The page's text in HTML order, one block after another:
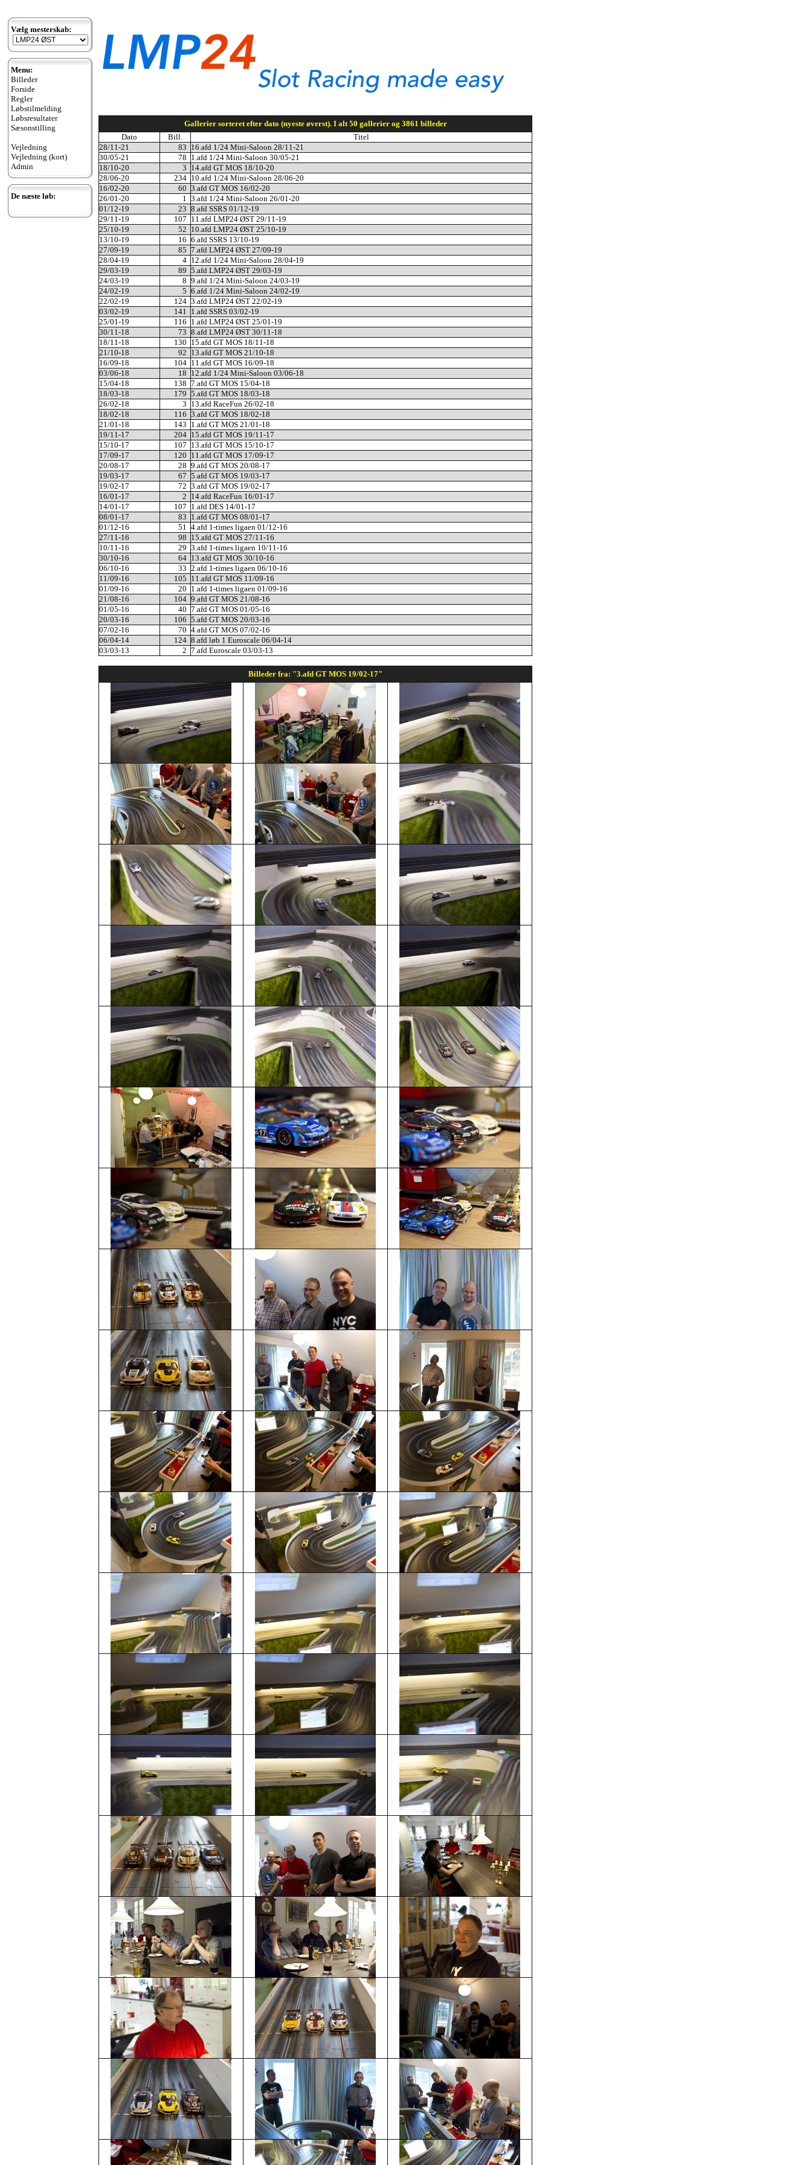
Vælg mesterskab:
Menu:
Billeder
Forside
Regler
Løbstilmelding
Løbsresultater
Sæsonstilling
Vejledning
Vejledning (kort)
Admin
De næste løb:
Gallerier sorteret efter dato (nyeste øverst). I alt 50 gallerier og 3861 billeder
Dato
Bill.
Titel
28/11-21
83 16.afd 1/24 Mini-Saloon 28/11-21
30/05-21
78 1.afd 1/24 Mini-Saloon 30/05-21
18/10-20
3 14.afd GT MOS 18/10-20
28/06-20
234 10.afd 1/24 Mini-Saloon 28/06-20
16/02-20
60 3.afd GT MOS 16/02-20
26/01-20
1 3.afd 1/24 Mini-Saloon 26/01-20
01/12-19
23 8.afd SSRS 01/12-19
29/11-19
107 11.afd LMP24 ØST 29/11-19
25/10-19
52 10.afd LMP24 ØST 25/10-19
13/10-19
16 6.afd SSRS 13/10-19
27/09-19
85 7.afd LMP24 ØST 27/09-19
28/04-19
4 12.afd 1/24 Mini-Saloon 28/04-19
29/03-19
89 5.afd LMP24 ØST 29/03-19
24/03-19
8 9.afd 1/24 Mini-Saloon 24/03-19
24/02-19
5 6.afd 1/24 Mini-Saloon 24/02-19
22/02-19
124 3.afd LMP24 ØST 22/02-19
03/02-19
141 1.afd SSRS 03/02-19
25/01-19
116 1.afd LMP24 ØST 25/01-19
30/11-18
73 8.afd LMP24 ØST 30/11-18
18/11-18
130 15.afd GT MOS 18/11-18
21/10-18
92 13.afd GT MOS 21/10-18
16/09-18
104 11.afd GT MOS 16/09-18
03/06-18
18 12.afd 1/24 Mini-Saloon 03/06-18
15/04-18
138 7.afd GT MOS 15/04-18
18/03-18
179 5.afd GT MOS 18/03-18
26/02-18
3 13.afd RaceFun 26/02-18
18/02-18
116 3.afd GT MOS 18/02-18
21/01-18
143 1.afd GT MOS 21/01-18
19/11-17
204 15.afd GT MOS 19/11-17
15/10-17
107 13.afd GT MOS 15/10-17
17/09-17
120 11.afd GT MOS 17/09-17
20/08-17
28 9.afd GT MOS 20/08-17
19/03-17
67 5.afd GT MOS 19/03-17
19/02-17
72 3.afd GT MOS 19/02-17
16/01-17
2 14.afd RaceFun 16/01-17
14/01-17
107 1.afd DES 14/01-17
08/01-17
83 1.afd GT MOS 08/01-17
01/12-16
51 4.afd 1-times ligaen 01/12-16
27/11-16
98 15.afd GT MOS 27/11-16
10/11-16
29 3.afd 1-times ligaen 10/11-16
30/10-16
64 13.afd GT MOS 30/10-16
06/10-16
33 2.afd 1-times ligaen 06/10-16
11/09-16
105 11.afd GT MOS 11/09-16
01/09-16
20 1.afd 1-times ligaen 01/09-16
21/08-16
104 9.afd GT MOS 21/08-16
01/05-16
40 7.afd GT MOS 01/05-16
20/03-16
106 5.afd GT MOS 20/03-16
07/02-16
70 4.afd GT MOS 07/02-16
06/04-14
124 8.afd løb 1 Euroscale 06/04-14
03/03-13
2 7.afd Euroscale 03/03-13
Billeder fra: "3.afd GT MOS 19/02-17"